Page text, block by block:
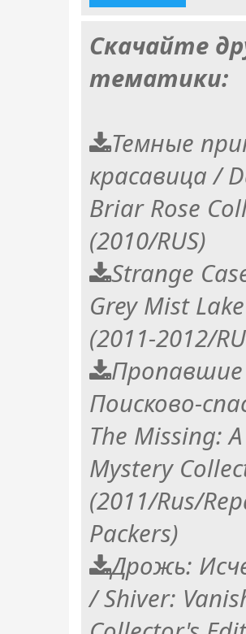
Скачайте
тематики:
Темные
красавица /
Briar Rose
(2010/RUS)
Strange
Grey Mist
(2011-2012/
Пропавшие
Поисково-
The Missing:
Mystery
(2011/Rus/
Packers)
Дрожь:
/ Shiver: